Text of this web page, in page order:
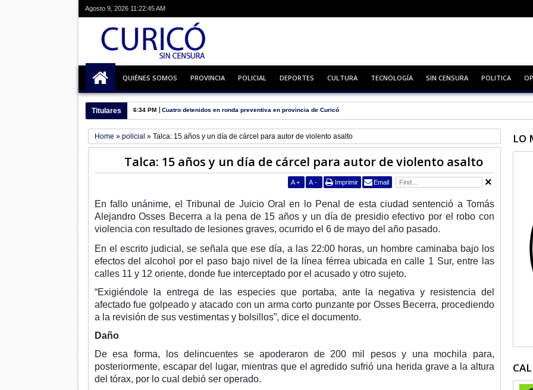
Agosto 9, 2026 11:22:46 AM
QUIÉNES SOMOS PROVINCIA POLICIAL DEPORTES CULTURA TECNOLOGÍA SIN CENSURA POLITICA
Titulares 6:34 PM Cuatro detenidos en ronda preventiva en provincia de Curicó
Home » policial » Talca: 15 años y un día de cárcel para autor de violento asalto
Talca: 15 años y un día de cárcel para autor de violento asalto
A + A - Imprimir Email
En fallo unánime, el Tribunal de Juicio Oral en lo Penal de esta ciudad sentenció a Tomás
Alejandro Osses Becerra a la pena de 15 años y un día de presidio efectivo por el robo con
violencia con resultado de lesiones graves, ocurrido el 6 de mayo del año pasado.
En el escrito judicial, se señala que ese día, a las 22:00 horas, un hombre caminaba bajo los
efectos del alcohol por el paso bajo nivel de la línea férrea ubicada en calle 1 Sur, entre las
calles 11 y 12 oriente, donde fue interceptado por el acusado y otro sujeto.
“Exigiéndole la entrega de las especies que portaba, ante la negativa y resistencia del
afectado fue golpeado y atacado con un arma corto punzante por Osses Becerra, procediendo
a la revisión de sus vestimentas y bolsillos”, dice el documento.
Daño
De esa forma, los delincuentes se apoderaron de 200 mil pesos y una mochila para,
posteriormente, escapar del lugar, mientras que el agredido sufrió una herida grave a la altura
del tórax, por lo cual debió ser operado.
LO